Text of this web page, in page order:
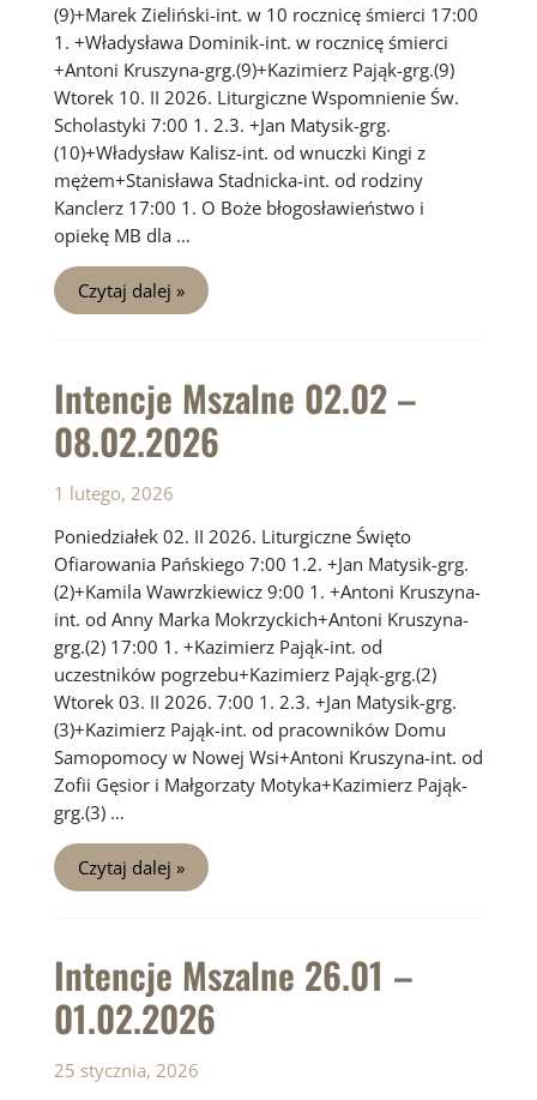
(9)+Marek Zieliński-int. w 10 rocznicę śmierci 17:00
1. +Władysława Dominik-int. w rocznicę śmierci
+Antoni Kruszyna-grg.(9)+Kazimierz Pająk-grg.(9)
Wtorek 10. II 2026. Liturgiczne Wspomnienie Św.
Scholastyki 7:00 1. 2.3. +Jan Matysik-grg.
(10)+Władysław Kalisz-int. od wnuczki Kingi z
mężem+Stanisława Stadnicka-int. od rodziny
Kanclerz 17:00 1. O Boże błogosławieństwo i
opiekę MB dla …
Intencje
Mszalne
09.02
Czytaj dalej »
Intencje Mszalne 02.02 –
08.02.2026
1 lutego, 2026
Poniedziałek 02. II 2026. Liturgiczne Święto
Ofiarowania Pańskiego 7:00 1.2. +Jan Matysik-grg.
(2)+Kamila Wawrzkiewicz 9:00 1. +Antoni Kruszyna-
int. od Anny Marka Mokrzyckich+Antoni Kruszyna-
grg.(2) 17:00 1. +Kazimierz Pająk-int. od
uczestników pogrzebu+Kazimierz Pająk-grg.(2)
Wtorek 03. II 2026. 7:00 1. 2.3. +Jan Matysik-grg.
(3)+Kazimierz Pająk-int. od pracowników Domu
Samopomocy w Nowej Wsi+Antoni Kruszyna-int. od
Zofii Gęsior i Małgorzaty Motyka+Kazimierz Pająk-
grg.(3) …
Intencje
Mszalne
02.02
Czytaj dalej »
Intencje Mszalne 26.01 –
01.02.2026
25 stycznia, 2026